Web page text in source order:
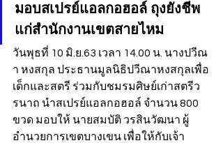
มอบสเปรย์แอลกอฮอล์ ถุงยังชีพ
แก่สำนักงานเขตสายไหม
วันพุธที่ 10 มิ.ย.63 เวลา 14.00 น. นางปวีณ
า หงสกุล ประธานมูลนิธิปวีณาหงสกุลเพื่อ
เด็กและสตรี ร่วมกับชมรมศิษย์เก่าสตรีว
รนาถ นำสเปรย์แอลกอฮอล์ จำนวน 800
ขวด มอบให้ นายสมบัติ วรสินวัฒนา ผู้
อำนวยการเขตบางเขน เพื่อให้กับเจ้า